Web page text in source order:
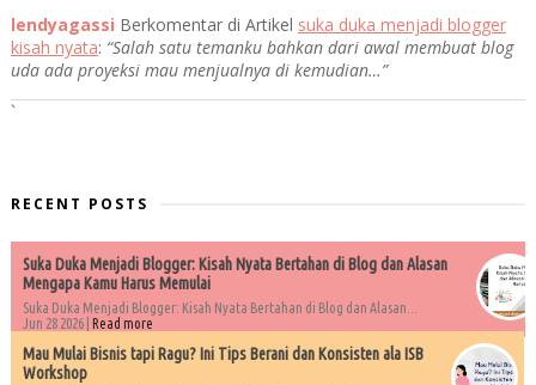
lendyagassi Berkomentar di Artikel suka duka menjadi blogger
kisah nyata: “Salah satu temanku bahkan dari awal membuat blog
uda ada proyeksi mau menjualnya di kemudian…”
`
RECENT POSTS
Suka Duka Menjadi Blogger: Kisah Nyata Bertahan di Blog dan Alasan
Mengapa Kamu Harus Memulai
Suka Duka Menjadi Blogger: Kisah Nyata Bertahan di Blog dan Alasan...
Jun 28 2026 | Read more
Mau Mulai Bisnis tapi Ragu? Ini Tips Berani dan Konsisten ala ISB
Workshop